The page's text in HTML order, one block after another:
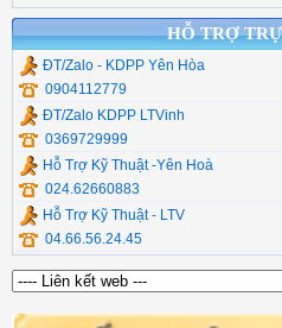
HỖ TRỢ
ĐT/Zalo - KDPP Yên Hòa
0904112779
ĐT/Zalo KDPP LTVinh
0369729999
Hỗ Trợ Kỹ Thuật -Yên Hoà
024.62660883
Hỗ Trợ Kỹ Thuật - LTV
04.66.56.24.45